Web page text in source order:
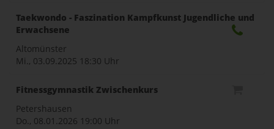
Taekwondo - Faszination Kampfkunst Jugendliche und
Erwachsene
Altomünster
Mi., 03.09.2025 18:30 Uhr
Fitnessgymnastik Zwischenkurs
Petershausen
Do., 08.01.2026 19:00 Uhr